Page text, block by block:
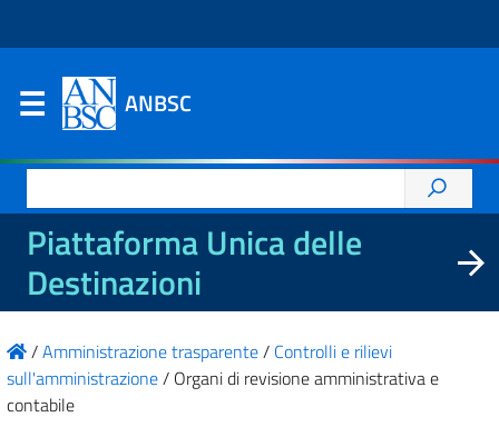
ANBSC
per:
Piattaforma Unica delle
Destinazioni
/Amministrazione trasparente/ Controlli e rilievi
sull'amministrazione/ Organi di revisione amministrativa e
contabile